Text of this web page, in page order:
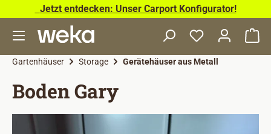
Zum Hauptinhalt springen
Jetzt entdecken: Unser Carport Konfigurator!
Gartenhäuser Storage Gerätehäuser aus Metall
Boden Gary
Bildergalerie überspringen